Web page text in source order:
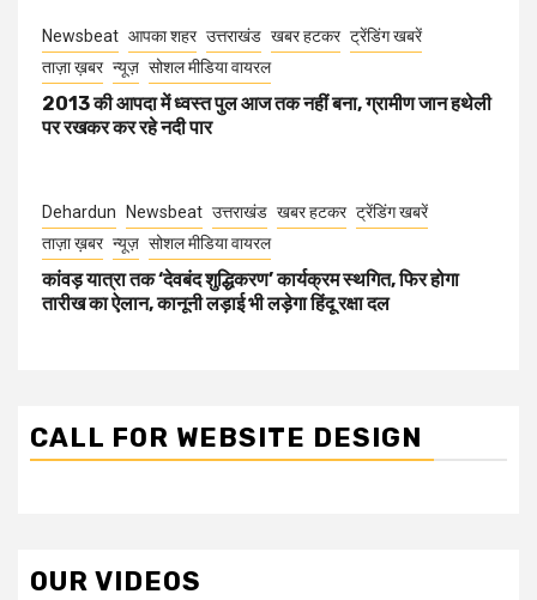
Newsbeat आपका शहर उत्तराखंड खबर हटकर ट्रेंडिंग खबरें
ताज़ा ख़बर न्यूज़ सोशल मीडिया वायरल
2013 की आपदा में ध्वस्त पुल आज तक नहीं बना, ग्रामीण जान हथेली
पर रखकर कर रहे नदी पार
Dehardun Newsbeat उत्तराखंड खबर हटकर ट्रेंडिंग खबरें
ताज़ा ख़बर न्यूज़ सोशल मीडिया वायरल
कांवड़ यात्रा तक ‘देवबंद शुद्धिकरण’ कार्यक्रम स्थगित, फिर होगा
तारीख का ऐलान, कानूनी लड़ाई भी लड़ेगा हिंदू रक्षा दल
CALL FOR WEBSITE DESIGN
OUR VIDEOS